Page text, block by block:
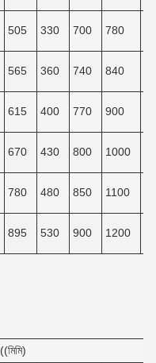
505 330 700 780
565 360 740 840
615 400 770 900
670 430 800 1000
780 480 850 1100
895 530 900 1200